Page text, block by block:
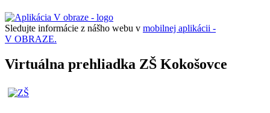
Sledujte informácie z nášho webu v mobilnej aplikácii -
V OBRAZE.
Virtuálna prehliadka ZŠ Kokošovce